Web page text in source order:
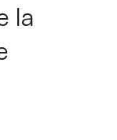
la